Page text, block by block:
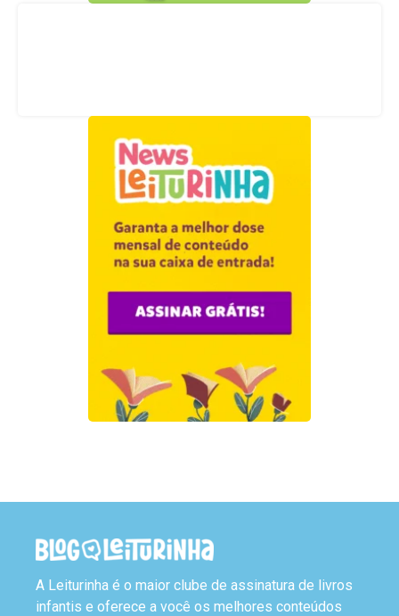
A Leiturinha é o maior clube de assinatura de livros
infantis e oferece a você os melhores conteúdos